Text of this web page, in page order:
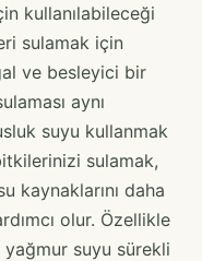
kullanılabileceği
sulamak için
ve besleyici bir
aynı
suyu kullanmak
sulamak,
kaynaklarını daha
olur. Özellikle
yağmur suyu sürekli